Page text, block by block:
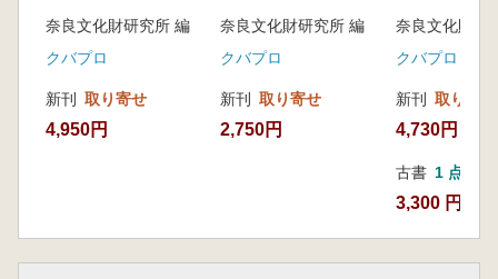
奈良文化財研究所 編
クバプロ
新刊 取り寄せ
4,950円
奈良文化財研究所 編
クバプロ
新刊 取り寄せ
2,750円
奈良文化財研
クバプロ
新刊 取り寄せ
4,730円
古書 1 点
3,300 円